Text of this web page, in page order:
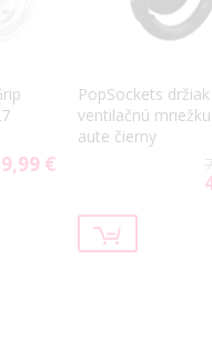
€
PopSockets
ventilačnú
aute čierny